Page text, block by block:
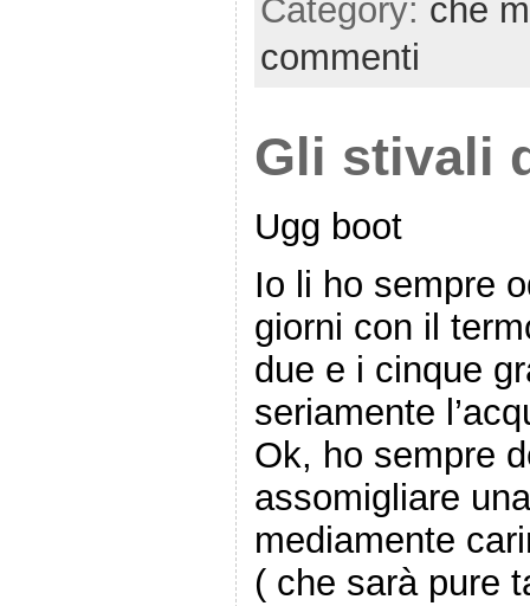
Category: che
commenti
Gli stivali
Ugg boot
Io li ho sempre
giorni con il
due e i cinque
seriamente
Ok, ho sempre
assomigliare
mediamente
( che sarà pure